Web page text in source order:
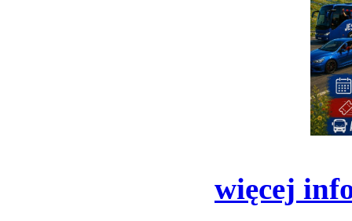
więcej